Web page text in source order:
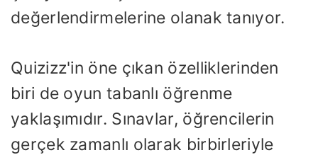
değerlendirmelerine olanak tanıyor.
Quizizz'in öne çıkan özelliklerinden
biri de oyun tabanlı öğrenme
yaklaşımıdır. Sınavlar, öğrencilerin
gerçek zamanlı olarak birbirleriyle